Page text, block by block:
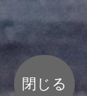
閉じる